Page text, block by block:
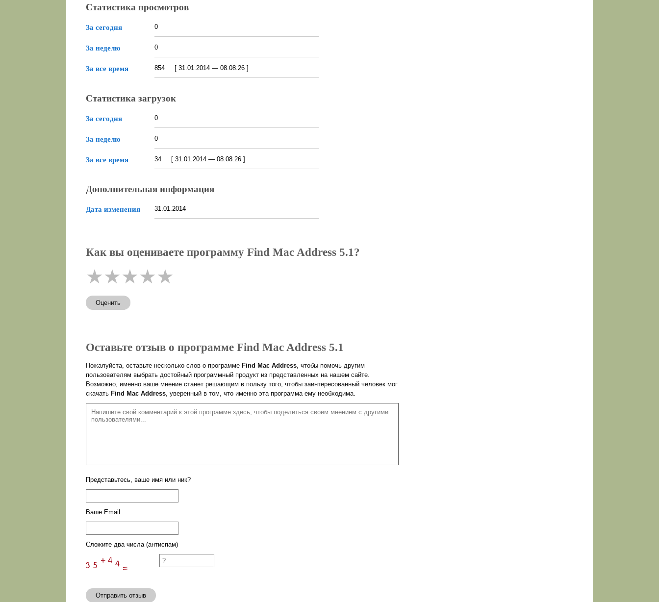
Статистика просмотров
За сегодня 0
За неделю 0
За все время 854 [ 31.01.2014 — 08.08.26 ]
Статистика загрузок
За сегодня 0
За неделю 0
За все время 34 [ 31.01.2014 — 08.08.26 ]
Дополнительная информация
Дата изменения 31.01.2014
Как вы оцениваете программу Find Mac Address 5.1?
★★★★★
Оценить
Оставьте отзыв о программе Find Mac Address 5.1
Пожалуйста, оставьте несколько слов о программе Find Mac Address, чтобы помочь другим
пользователям выбрать достойный программный продукт из представленных на нашем сайте.
Возможно, именно ваше мнение станет решающим в пользу того, чтобы заинтересованный человек мог
скачать Find Mac Address, уверенный в том, что именно эта программа ему необходима.
Представьтесь, ваше имя или ник?
Ваше Email
Сложите два числа (антиспам)
Отправить отзыв